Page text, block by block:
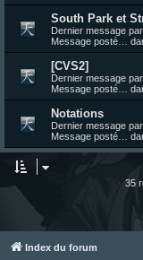
South Park et
Dernier message par
Message posté…
[CVS2]
Dernier message par
Message posté…
Notations
Dernier message par
Message posté…
35
Index du forum